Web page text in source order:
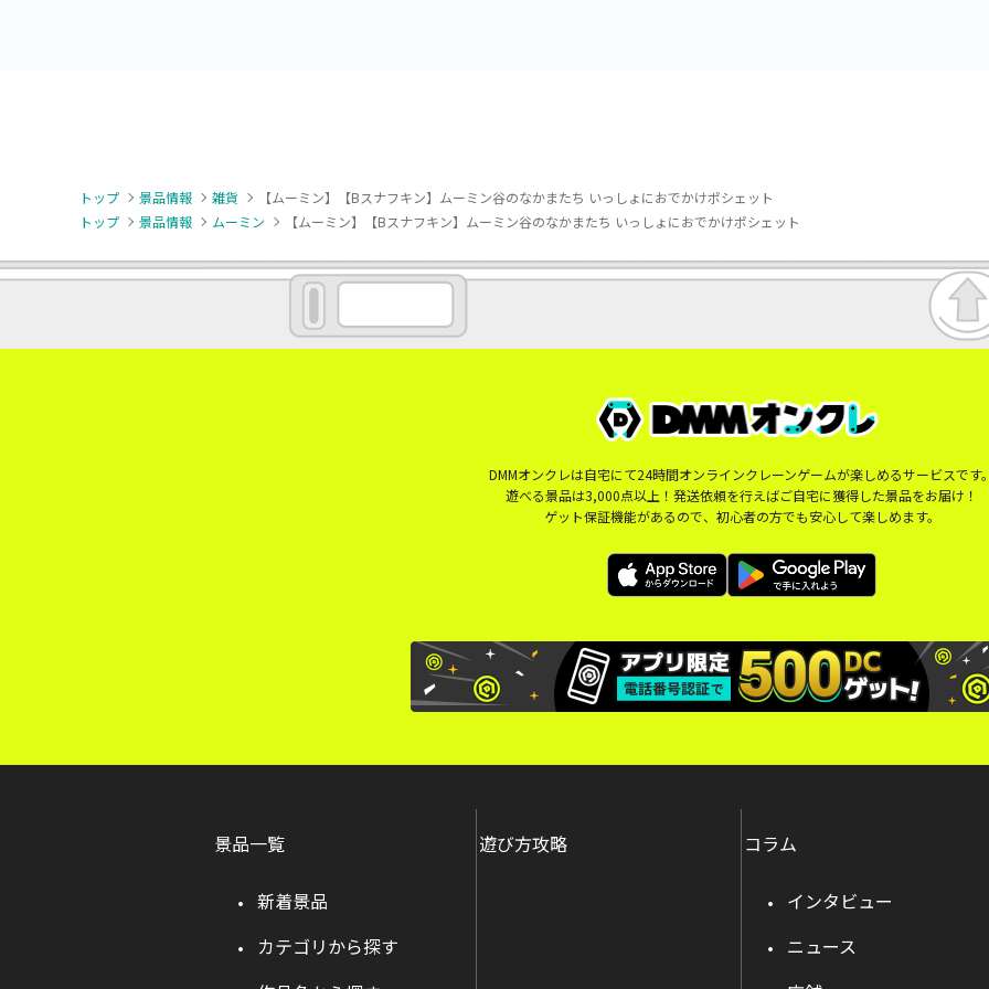
トップ 景品情報 雑貨
【ムーミン】【Bスナフキン】ムーミン谷のなかまたち いっしょにおでかけポシェット
トップ
景品情報 ムーミン 【ムーミン】【Bスナフキン】ムーミン谷のなかまたち いっしょにおでかけポシェット
DMMオンクレは自宅にて24時間オンラインクレーンゲームが楽しめるサービスです
遊べる景品は3,000点以上！発送依頼を行えばご自宅に獲得した景品をお届け！
ゲット保証機能があるので、初心者の方でも安心して楽しめます。
景品一覧
新着景品
カテゴリから探す
遊び方攻略 コラム
インタビュー
ニュース